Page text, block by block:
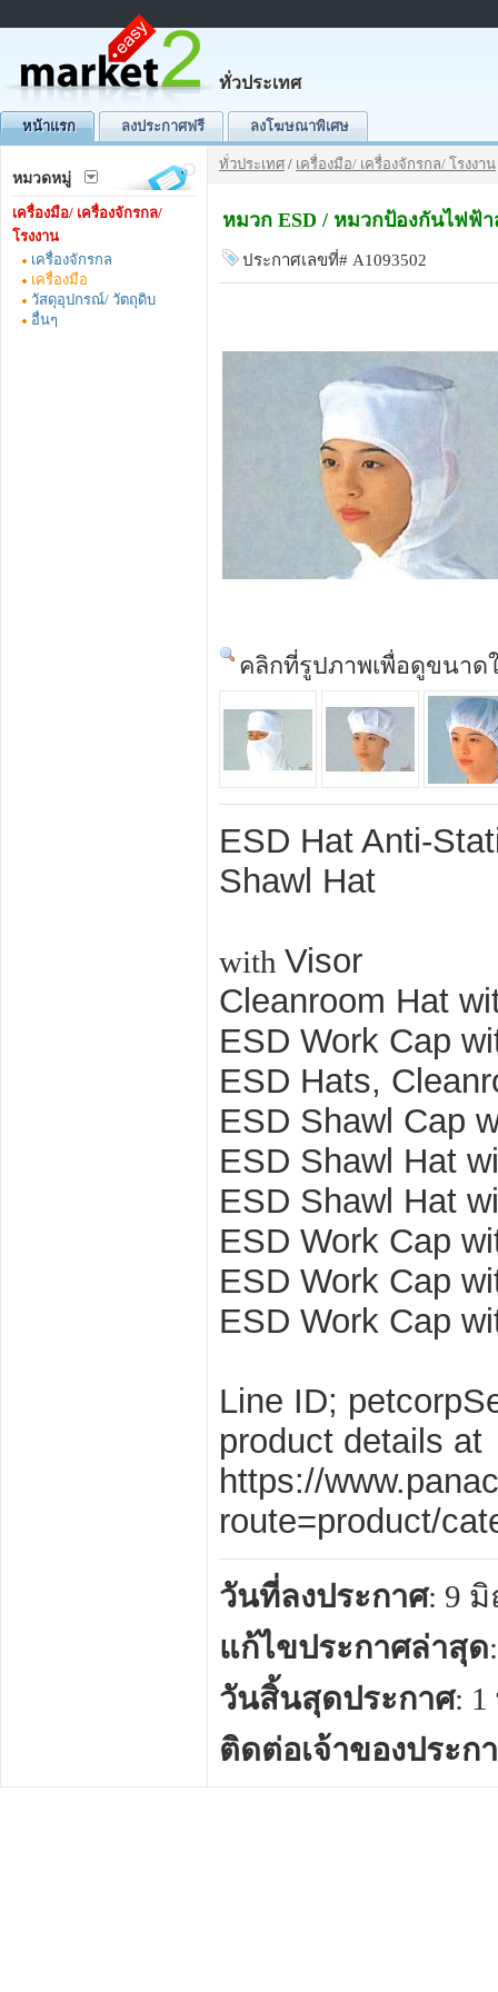
ทั่วประเทศ
หน้าแรก ลงประกาศฟรี ลงโฆษณาพิเศษ
หมวดหมู่
เครื่องมือ/ เครื่องจักรกล/
โรงงาน
เครื่องจักรกล
เครื่องมือ
วัสดุอุปกรณ์/ วัตถุดิบ
อื่นๆ
ทั่วประเทศ / เครื่องมือ/ เครื่องจักรกล/ โรงงาน
หมวก ESD / หมวกป้องกันไฟฟ้
ประกาศเลขที่# A1093502
คลิกที่รูปภาพเพื่อดูขนาด
ESD Hat Anti-
Shawl Hat
with Visor
Cleanroom Hat
ESD Work Cap
ESD Hats,
ESD Shawl Cap
ESD Shawl Hat
ESD Shawl Hat
ESD Work Cap
ESD Work Cap
ESD Work Cap
Line ID;
product details at
https://
route=product/
วันที่ลงประกาศ: 9
แก้ไขประกาศล่าสุด
วันสิ้นสุดประกาศ: 1
ติดต่อเจ้าของประก